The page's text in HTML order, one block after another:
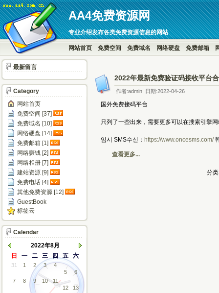
AA4免费资源网
专业介绍发布各类免费资源信息的网站
网站首页 免费空间 免费域名 网络硬盘 免费邮箱
2022年最新免费验证码接收平台
作者:admin 日期:2022-04-26
国外免费接码平台
只列了一些出来，需要更多可以在搜索引擎
임시 SMS수신： https://www.oncesms.com/
查看更多...
分
最新留言
Category
网站首页
免费空间 [37]
免费域名 [10]
网络硬盘 [14]
免费邮箱 [1]
网络赚钱 [2]
网络相册 [7]
建站资源 [9]
免费电话 [4]
其他免费资源 [12]
GuestBook
标签云
Calendar
2022年8月
日
一 二 三 四 五 六
31 1 2 3
4
5
6
7
8 9 10
11
12
13